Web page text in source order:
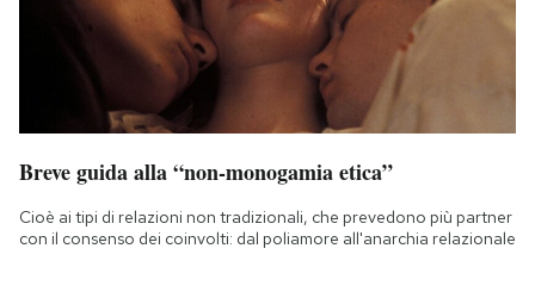
Breve guida alla “non-monogamia etica”
Cioè ai tipi di relazioni non tradizionali, che prevedono più partner
con il consenso dei coinvolti: dal poliamore all'anarchia relazionale